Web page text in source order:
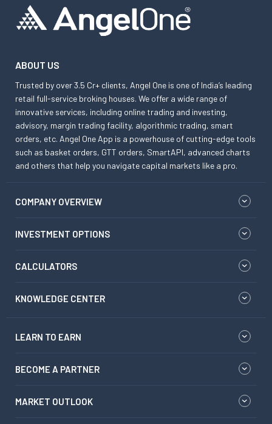
ABOUT US
Trusted by over 3.5 Cr+ clients, Angel One is one of India’s leading
retail full-service broking houses. We offer a wide range of
innovative services, including online trading and investing,
advisory, margin trading facility, algorithmic trading, smart
orders, etc. Angel One App is a powerhouse of cutting-edge tools
such as basket orders, GTT orders, SmartAPI, advanced charts
and others that help you navigate capital markets like a pro.
COMPANY OVERVIEW
INVESTMENT OPTIONS
CALCULATORS
KNOWLEDGE CENTER
LEARN TO EARN
BECOME A PARTNER
MARKET OUTLOOK